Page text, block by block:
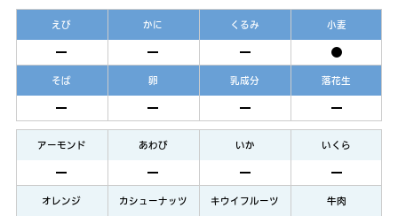
えび かに くるみ 小麦
そば 卵 乳成分 落花生
アーモンド あわび いか いくら
オレンジ カシューナッツ キウイフルーツ 牛肉